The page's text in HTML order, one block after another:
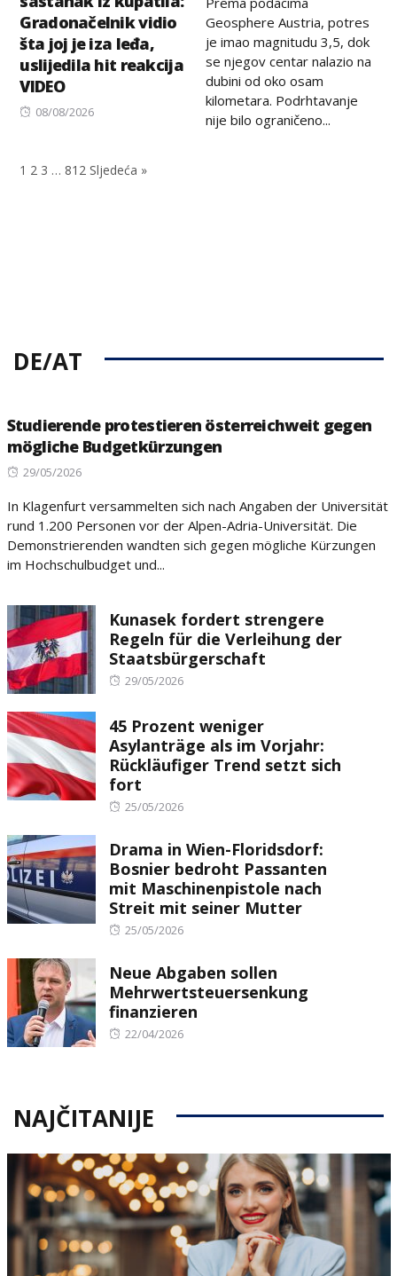
Gradonačelnik vidio
šta joj je iza leđa,
uslijedila hit reakcija
VIDEO
Posted
08/08/2026
Geosphere Austria, potres
je imao magnitudu 3,5, dok
se njegov centar nalazio na
dubini od oko osam
kilometara. Podrhtavanje
nije bilo ograničeno...
1 2 3 … 812 Sljedeća »
DE/AT
Studierende protestieren österreichweit gegen
mögliche Budgetkürzungen
Posted
29/05/2026
In Klagenfurt versammelten sich nach Angaben der Universität
rund 1.200 Personen vor der Alpen-Adria-Universität. Die
Demonstrierenden wandten sich gegen mögliche Kürzungen
im Hochschulbudget und...
Kunasek fordert strengere
Regeln für die Verleihung der
Staatsbürgerschaft
Posted
29/05/2026
45 Prozent weniger
Asylanträge als im Vorjahr:
Rückläufiger Trend setzt sich
fort
Posted
25/05/2026
Drama in Wien-Floridsdorf:
Bosnier bedroht Passanten
mit Maschinenpistole nach
Streit mit seiner Mutter
Posted
25/05/2026
Neue Abgaben sollen
Mehrwertsteuersenkung
finanzieren
Posted
22/04/2026
NAJČITANIJE